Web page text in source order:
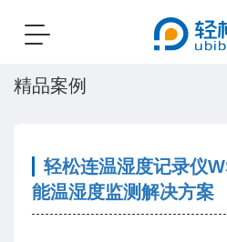
Toggle
精品案例
轻松连温湿度记录仪
能温湿度监测解决方案